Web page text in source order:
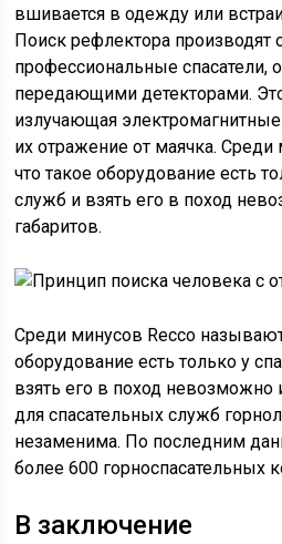
вшивается в одежду или
Поиск рефлектора производят
профессиональные
передающими детекторами.
излучающая
их отражение от маячка.
что такое оборудование есть
служб и взять его в поход
габаритов.
Среди минусов Recco называют
оборудование есть только у
взять его в поход невозможно
для спасательных служб
незаменима. По последним
более 600 горноспасательных
В заключение